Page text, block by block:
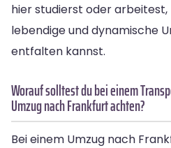
hier studierst oder
lebendige und dynamische
entfalten kannst.
Worauf solltest du bei einem
Umzug nach Frankfurt achten?
Bei einem Umzug nach